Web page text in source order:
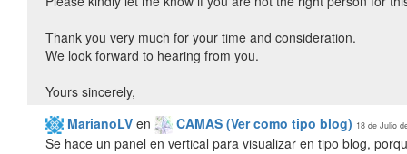
Thank you very much for your time and consideration.
We look forward to hearing from you.
Yours sincerely,
MarianoLV en CAMAS (Ver como tipo blog) 18 de Julio
Se hace un panel en vertical para visualizar en tipo blog,